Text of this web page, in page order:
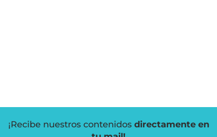
¡Recibe nuestros contenidos directamente en